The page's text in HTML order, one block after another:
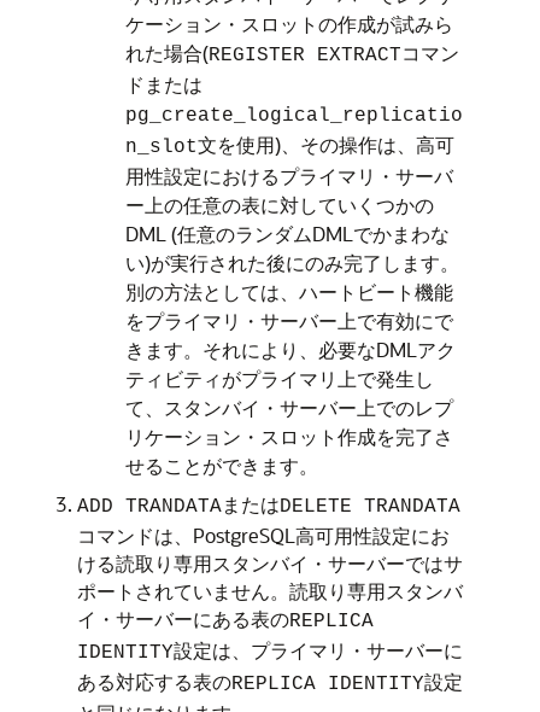
ケーション・スロットの作成が試みら
れた場合(REGISTER EXTRACTコマン
ドまたは
pg_create_logical_replicatio
n_slot文を使用)、その操作は、高可
用性設定におけるプライマリ・サーバ
ー上の任意の表に対していくつかの
DML (任意のランダムDMLでかまわな
い)が実行された後にのみ完了します。
別の方法としては、ハートビート機能
をプライマリ・サーバー上で有効にで
きます。それにより、必要なDMLアク
ティビティがプライマリ上で発生し
て、スタンバイ・サーバー上でのレプ
リケーション・スロット作成を完了さ
せることができます。
ADD TRANDATAまたはDELETE TRANDATA
コマンドは、PostgreSQL高可用性設定にお
ける読取り専用スタンバイ・サーバーではサ
ポートされていません。読取り専用スタンバ
イ・サーバーにある表のREPLICA
IDENTITY設定は、プライマリ・サーバーに
ある対応する表のREPLICA IDENTITY設定